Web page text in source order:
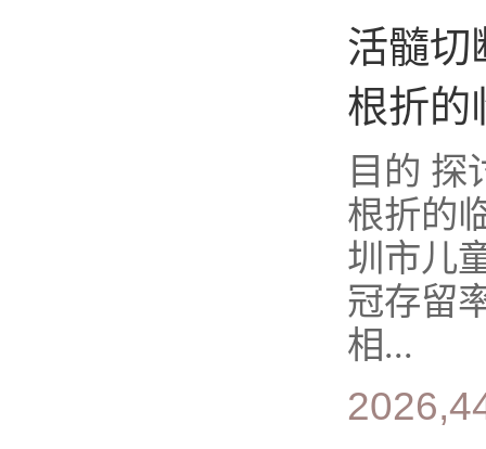
活髓切
根折的
目的 探
根折的
圳市儿
冠存留
相...